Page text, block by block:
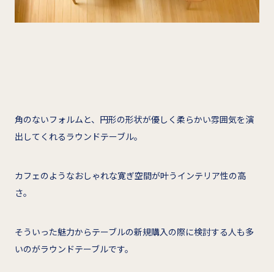
角のないフォルムと、円形の形状が優しく柔らかい雰囲気を演
出してくれるラウンドテーブル。
カフェのようなおしゃれな寛ぎ空間が叶うインテリア性の高
さ。
そういった魅力からテーブルの新規購入の際に検討する人も多
いのがラウンドテーブルです。